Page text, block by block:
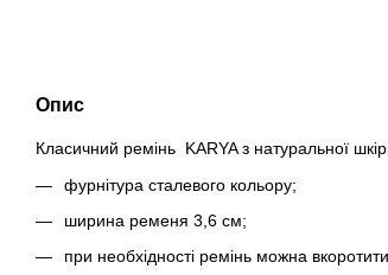
Опис
Класичний ремінь KARYA з натуральної
фурнітура сталевого кольору;
ширина ременя 3,6 см;
при необхідності ремінь можна